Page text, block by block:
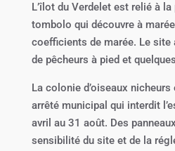
L’îlot du Verdelet est relié à
tombolo qui découvre à
coefficients de marée. Le site
de pêcheurs à pied et
La colonie d’oiseaux
arrêté municipal qui interdit
avril au 31 août. Des
sensibilité du site et de la